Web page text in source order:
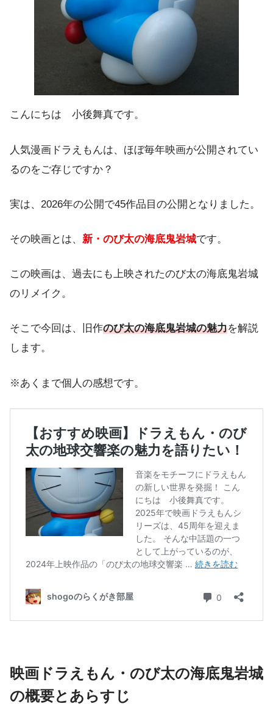
こんにちは 小後舞真です。
人気漫画ドラえもんは、ほぼ毎年映画が公開されてい
るのをご存じですか？
実は、2026年の公開で45作品目の公開となりました。
その映画とは、 新・のび太の海底鬼岩城です。
この映画は、過去にも上映されたのび太の海底鬼岩城
のリメイク。
そこで今回は、旧作のび太の海底鬼岩城の魅力を解説
します。
※あくまで個人の感想です。
映画ドラえもん・のび太の海底鬼岩城
の概要とあらすじ